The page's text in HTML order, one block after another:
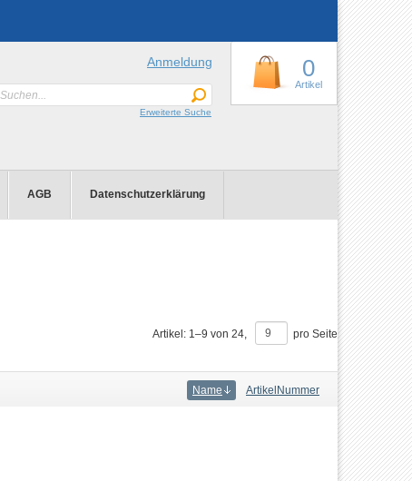
0
Artikel
Anmeldung
Erweiterte Suche
AGB Datenschutzerklärung
Artikel: 1–9 von 24, pro Seite
Name ArtikelNummer